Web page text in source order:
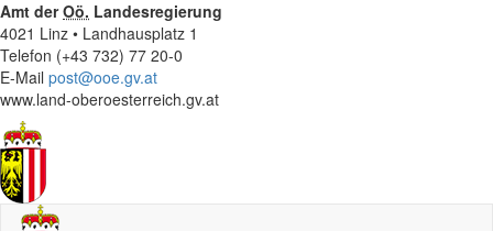
Amt derOö. Landesregierung
4021 Linz • Landhausplatz 1
Telefon (+43 732) 77 20-0
E-Mail post@ooe.gv.at
www.land-oberoesterreich.gv.at